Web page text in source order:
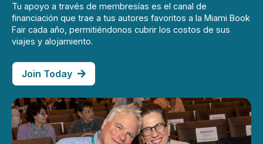
Tu apoyo a través de membresías es el canal de
financiación que trae a tus autores favoritos a la Miami Book
Fair cada año, permitiéndonos cubrir los costos de sus
viajes y alojamiento.
Join Today